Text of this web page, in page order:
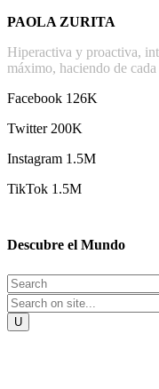
PAOLA ZURITA
Hiperactiva y proactiva,
máximo, haciendo de
Facebook 126K
Twitter 200K
Instagram 1.5M
TikTok 1.5M
Descubre el Mundo